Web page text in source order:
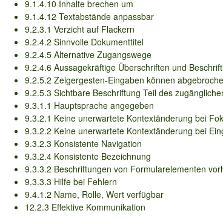
9.1.4.10 Inhalte brechen um
9.1.4.12 Textabstände anpassbar
9.2.3.1 Verzicht auf Flackern
9.2.4.2 Sinnvolle Dokumenttitel
9.2.4.5 Alternative Zugangswege
9.2.4.6 Aussagekräftige Überschriften und
9.2.5.2 Zeigergesten-Eingaben können
9.2.5.3 Sichtbare Beschriftung Teil des
9.3.1.1 Hauptsprache angegeben
9.3.2.1 Keine unerwartete Kontextänderung bei
9.3.2.2 Keine unerwartete Kontextänderung bei
9.3.2.3 Konsistente Navigation
9.3.2.4 Konsistente Bezeichnung
9.3.3.2 Beschriftungen von Formularelementen
9.3.3.3 Hilfe bei Fehlern
9.4.1.2 Name, Rolle, Wert verfügbar
12.2.3 Effektive Kommunikation